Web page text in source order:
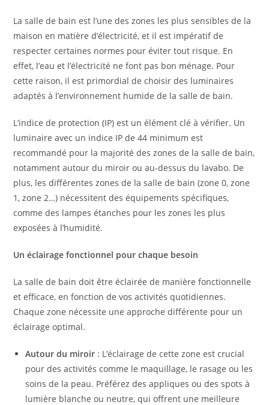
La salle de bain est l’une des zones les plus sensibles de la
maison en matière d’électricité, et il est impératif de
respecter certaines normes pour éviter tout risque. En
effet, l’eau et l’électricité ne font pas bon ménage. Pour
cette raison, il est primordial de choisir des luminaires
adaptés à l’environnement humide de la salle de bain.
L’indice de protection (IP) est un élément clé à vérifier. Un
luminaire avec un indice IP de 44 minimum est
recommandé pour la majorité des zones de la salle de bain,
notamment autour du miroir ou au-dessus du lavabo. De
plus, les différentes zones de la salle de bain (zone 0, zone
1, zone 2…) nécessitent des équipements spécifiques,
comme des lampes étanches pour les zones les plus
exposées à l’humidité.
Un éclairage fonctionnel pour chaque besoin
La salle de bain doit être éclairée de manière fonctionnelle
et efficace, en fonction de vos activités quotidiennes.
Chaque zone nécessite une approche différente pour un
éclairage optimal.
Autour du miroir : L’éclairage de cette zone est crucial
pour des activités comme le maquillage, le rasage ou les
soins de la peau. Préférez des appliques ou des spots à
lumière blanche ou neutre, qui offrent une meilleure